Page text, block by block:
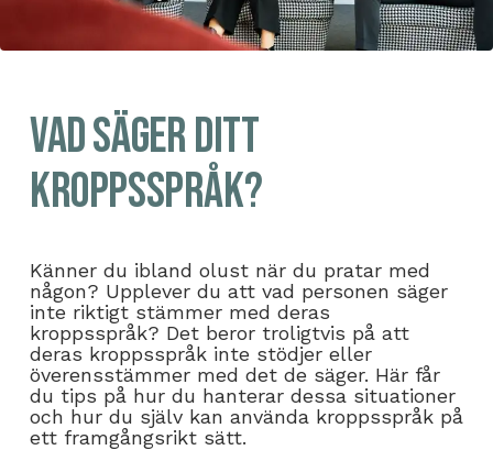
Vad säger ditt
kroppsspråk?
Känner du ibland olust när du pratar med
någon? Upplever du att vad personen säger
inte riktigt stämmer med deras
kroppsspråk? Det beror troligtvis på att
deras kroppsspråk inte stödjer eller
överensstämmer med det de säger. Här får
du tips på hur du hanterar dessa situationer
och hur du själv kan använda kroppsspråk på
ett framgångsrikt sätt.